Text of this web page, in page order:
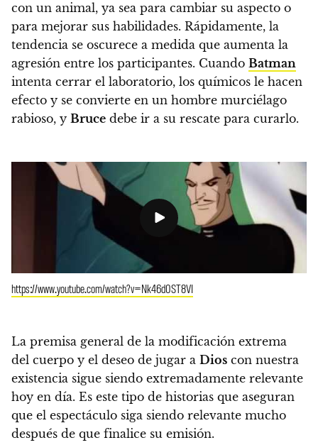
con un animal, ya sea para cambiar su aspecto o
para mejorar sus habilidades. Rápidamente, la
tendencia se oscurece a medida que aumenta la
agresión entre los participantes. Cuando Batman
intenta cerrar el laboratorio, los químicos le hacen
efecto y se convierte en un hombre murciélago
rabioso, y Bruce debe ir a su rescate para curarlo.
https://www.youtube.com/watch?v=Nk46d0ST8VI
La premisa general de la modificación extrema
del cuerpo y el deseo de jugar a Dios con nuestra
existencia sigue siendo extremadamente relevante
hoy en día. Es este tipo de historias que aseguran
que el espectáculo siga siendo relevante mucho
después de que finalice su emisión.